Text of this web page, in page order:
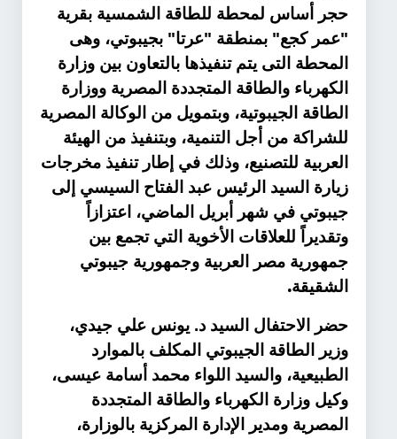
حجر أساس لمحطة للطاقة الشمسية بقرية
"عمر كجع" بمنطقة "عرتا" بجيبوتي، وهى
المحطة التى يتم تنفيذها بالتعاون بين وزارة
الكهرباء والطاقة المتجددة المصرية ووزارة
الطاقة الجيبوتية، وبتمويل من الوكالة المصرية
للشراكة من أجل التنمية، وبتنفيذ من الهيئة
العربية للتصنيع، وذلك في إطار تنفيذ مخرجات
زيارة السيد الرئيس عبد الفتاح السيسي إلى
جيبوتي في شهر أبريل الماضي، اعتزازاً
وتقديراً للعلاقات الأخوية التي تجمع بين
جمهورية مصر العربية وجمهورية جيبوتي
الشقيقة.
حضر الاحتفال السيد د. يونس علي جيدي،
وزير الطاقة الجيبوتي المكلف بالموارد
الطبيعية، والسيد اللواء محمد أسامة عيسى،
وكيل وزارة الكهرباء والطاقة المتجددة
المصرية ومدير الإدارة المركزية بالوزارة،